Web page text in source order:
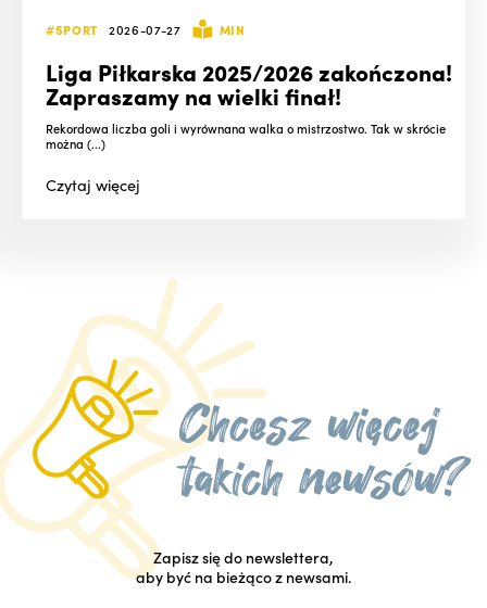
#SPORT 2026-07-27 MIN
Liga Piłkarska 2025/2026 zakończona!
Zapraszamy na wielki finał!
Rekordowa liczba goli i wyrównana walka o mistrzostwo. Tak w skrócie
można (...)
Czytajwięcej
Zapisz się do newslettera,
aby być na bieżąco z newsami.